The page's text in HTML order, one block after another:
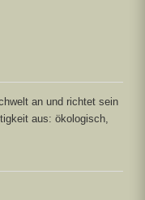
an und richtet sein
aus: ökologisch,